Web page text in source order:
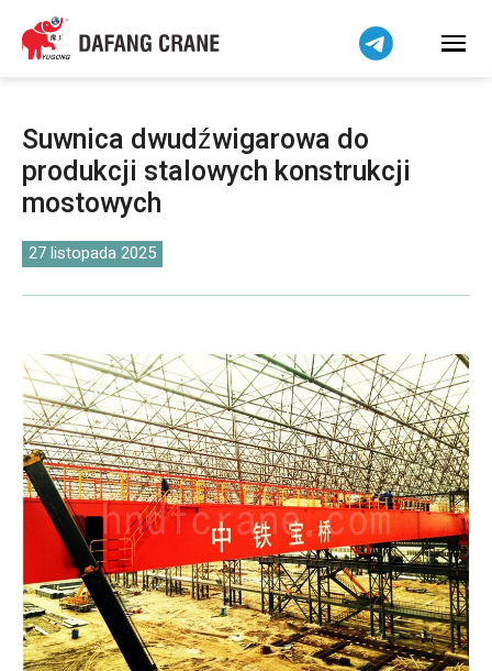
Suwnica dwudźwigarowa do
produkcji stalowych konstrukcji
mostowych
27 listopada 2025
Bahasa Indonesia
Bahasa Melayu
বাংলা
فارسی
Pilipino
اردو
Українська
Беларуская мова
Kiswahili
Dansk
Norsk
O‘zbekcha